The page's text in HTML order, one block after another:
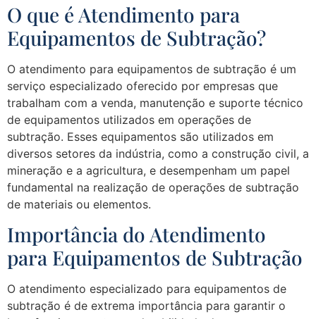
O que é Atendimento para
Equipamentos de Subtração?
O atendimento para equipamentos de subtração é um
serviço especializado oferecido por empresas que
trabalham com a venda, manutenção e suporte técnico
de equipamentos utilizados em operações de
subtração. Esses equipamentos são utilizados em
diversos setores da indústria, como a construção civil, a
mineração e a agricultura, e desempenham um papel
fundamental na realização de operações de subtração
de materiais ou elementos.
Importância do Atendimento
para Equipamentos de Subtração
O atendimento especializado para equipamentos de
subtração é de extrema importância para garantir o